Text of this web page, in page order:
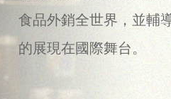
食品外銷全世界，並輔
的展現在國際舞台。